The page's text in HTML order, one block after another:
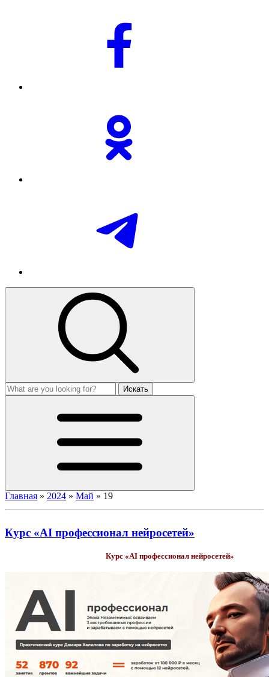
Искать
Главная » 2024 » Май » 19
Курс «AI профессионал нейросетей»
Курс «AI профессионал нейросетей»